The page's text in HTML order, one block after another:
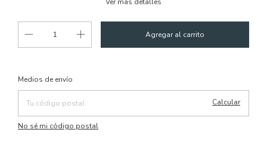
Entregas para el CP:
Medios de envío
Calcular
No sé mi código postal